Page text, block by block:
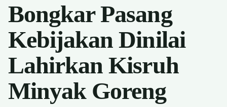
Bongkar Pasang
Kebijakan Dinilai
Lahirkan Kisruh
Minyak Goreng